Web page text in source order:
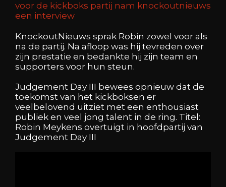
voor de kickboks partij nam knockoutnieuws
een interview
KnockoutNieuws sprak Robin zowel voor als
na de partij. Na afloop was hij tevreden over
zijn prestatie en bedankte hij zijn team en
supporters voor hun steun.
Judgement Day III bewees opnieuw dat de
toekomst van het kickboksen er
veelbelovend uitziet met een enthousiast
publiek en veel jong talent in de ring. Titel:
Robin Meykens overtuigt in hoofdpartij van
Judgement Day III